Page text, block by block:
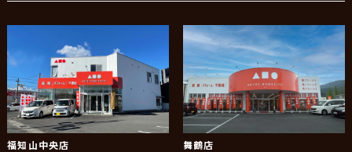
福知山中央店 舞鶴店